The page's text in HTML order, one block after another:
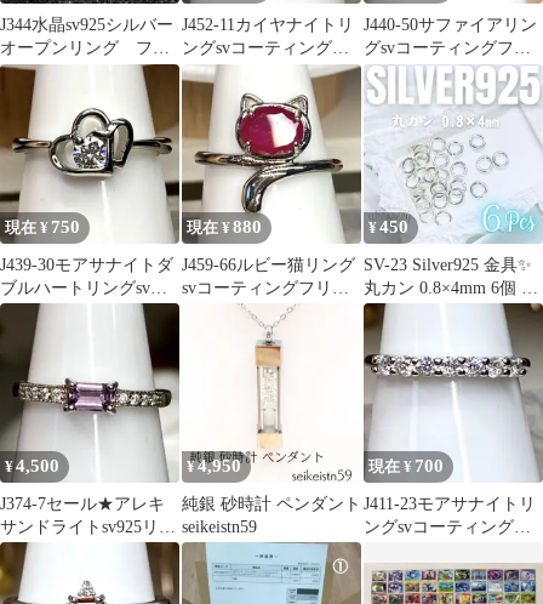
J344水晶sv925シルバー
オープンリング フリ
ーサイズ
J452-11カイヤナイトリ
ングsvコーティングフ
リーサイズ
J440-50サファイアリン
グsvコーティングフリ
ーサイズ
現在 ¥ 750
J439-30モアサナイトダ
ブルハートリングsvコ
ーティングフリーサイ
現在 ¥880
J459-66ルビー猫リング
svコーティングフリー
¥450
SV-23 Silver925 金具✨
丸カン 0.8×4mm 6個 シ
ルバー925_D6|
#akeeeeeySV | シルバー
金具 SV925 金属アレル
ギー対応
¥4,500
J374-7セール★アレキ
サンドライトsv925リン
グ フリーサイズ
¥4,950
純銀 砂時計 ペンダント
seikeistn59
現在 ¥ 700
J411-23モアサナイトリ
ングsvコーティングフ